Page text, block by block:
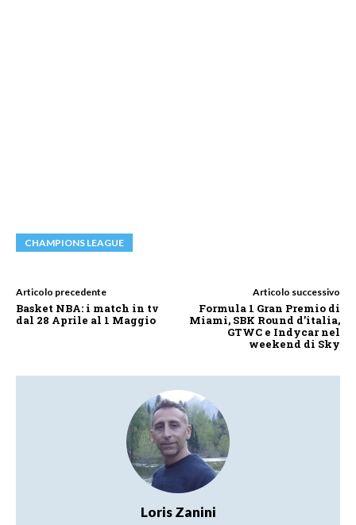
CHAMPIONS LEAGUE
Articolo precedente
Basket NBA: i match in tv
dal 28 Aprile al 1 Maggio
Articolo successivo
Formula 1 Gran Premio di
Miami, SBK Round d’italia,
GTWC e Indycar nel
weekend di Sky
Loris Zanini